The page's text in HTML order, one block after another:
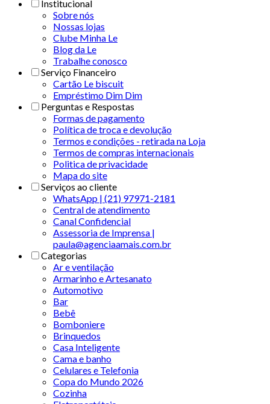
Institucional
Sobre nós
Nossas lojas
Clube Minha Le
Blog da Le
Trabalhe conosco
Serviço Financeiro
Cartão Le biscuit
Empréstimo Dim Dim
Perguntas e Respostas
Formas de pagamento
Política de troca e devolução
Termos e condições - retirada na Loja
Termos de compras internacionais
Politica de privacidade
Mapa do site
Serviços ao cliente
WhatsApp | (21) 97971-2181
Central de atendimento
Canal Confidencial
Assessoria de Imprensa |
paula@agenciaamais.com.br
Categorias
Ar e ventilação
Armarinho e Artesanato
Automotivo
Bar
Bebê
Bomboniere
Brinquedos
Casa Inteligente
Cama e banho
Celulares e Telefonia
Copa do Mundo 2026
Cozinha